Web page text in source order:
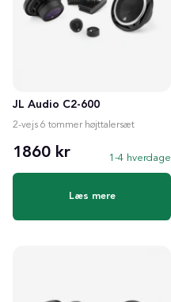
JL Audio C2-600
2-vejs 6 tommer højttalersæt
1860 kr 1-4 hverdage
Læs mere